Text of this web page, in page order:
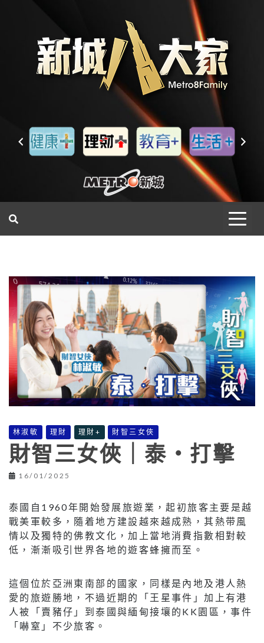
林淑敏 理財 理財+ 財智三女俠
財智三女俠｜泰‧打擊
16/01/2025
泰國自1960年開始發展旅遊業，起初旅客主要是越
戰美軍較多，隨着地方建設越來越成熟，其熱带風
情以及獨特的佛教文化，加上當地消費指數相對較
低，漸漸吸引世界各地的遊客蜂擁而至。
這個位於亞洲東南部的國家，同樣是內地及港人熱
愛的旅遊勝地，不過近期的「王星事件」加上有港
人被「賣豬仔」到泰國與緬甸接壤的KK園區，事件
「嚇窒」不少旅客。